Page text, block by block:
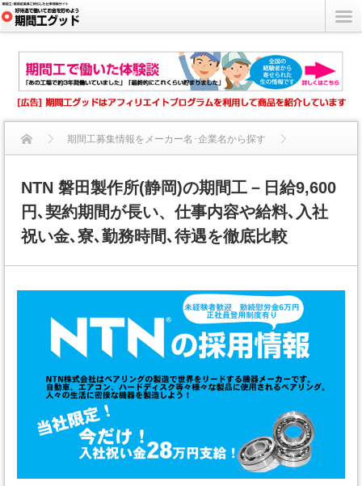
期間工募集情報をメーカー名･企業名から探す
NTN 磐田製作所(静岡)の期間工－日給9,600
円､契約期間が長い、仕事内容や給料､入社
祝い金､寮､勤務時間､待遇を徹底比較